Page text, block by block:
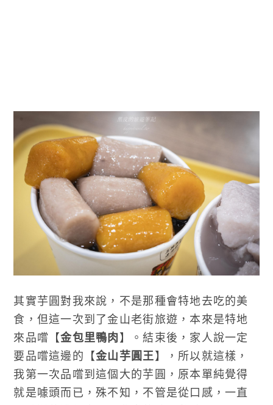
其實芋圓對我來說，不是那種會特地去吃的美
食，但這一次到了金山老街旅遊，本來是特地
來品嚐【金包里鴨肉】。結束後，家人說一定
要品嚐這邊的【金山芋圓王】，所以就這樣，
我第一次品嚐到這個大的芋圓，原本單純覺得
就是噱頭而已，殊不知，不管是從口感，一直